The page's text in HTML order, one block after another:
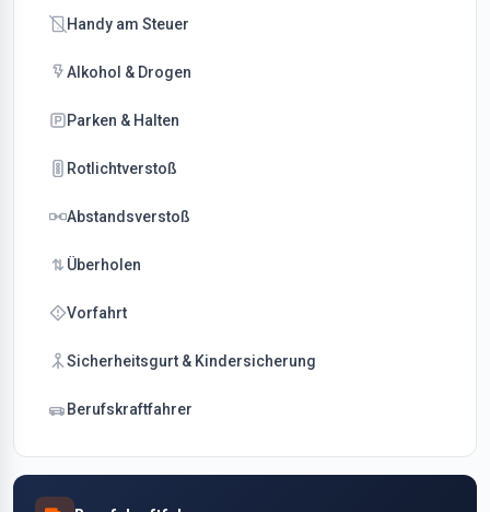
Handy am Steuer
Alkohol & Drogen
Parken & Halten
Rotlichtverstoß
Abstandsverstoß
Überholen
Vorfahrt
Sicherheitsgurt & Kindersicherung
Berufskraftfahrer